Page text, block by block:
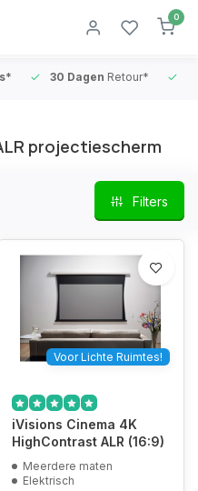
0
30 Dagen Retour*
projectiescherm
Filters
Voor Lichte Ruimtes!
iVisions Cinema 4K
HighContrast ALR (16:9)
Meerdere maten
Elektrisch